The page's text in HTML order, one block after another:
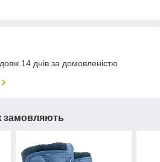
14 днів за домовленістю
замовляють